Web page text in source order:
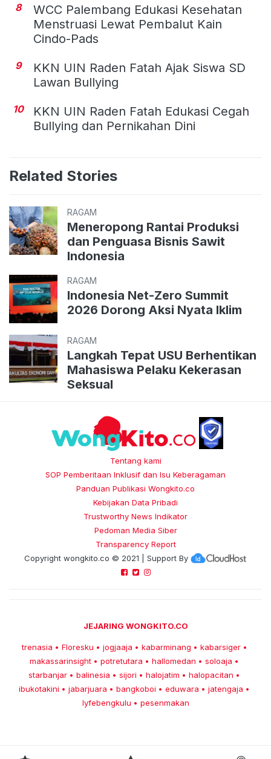
8
WCC Palembang Edukasi Kesehatan
Menstruasi Lewat Pembalut Kain
Cindo-Pads
9
KKN UIN Raden Fatah Ajak Siswa SD
Lawan Bullying
10
KKN UIN Raden Fatah Edukasi Cegah
Bullying dan Pernikahan Dini
Related Stories
RAGAM
Meneropong Rantai Produksi
dan Penguasa Bisnis Sawit
Indonesia
RAGAM
Indonesia Net-Zero Summit
2026 Dorong Aksi Nyata Iklim
RAGAM
Langkah Tepat USU Berhentikan
Mahasiswa Pelaku Kekerasan
Seksual
Tentang kami
SOP Pemberitaan Inklusif dan Isu Keberagaman
Panduan Publikasi Wongkito.co
Kebijakan Data Pribadi
Trustworthy News Indikator
Pedoman Media Siber
Transparency Report
Copyright wongkito.co © 2021 | Support By
JEJARING WONGKITO.CO
trenasia • Floresku • jogjaaja • kabarminang • kabarsiger •
makassarinsight • potretutara • hallomedan • soloaja •
starbanjar • balinesia • sijori • halojatim • halopacitan •
ibukotakini • jabarjuara • bangkoboi • eduwara • jatengaja •
lyfebengkulu • pesenmakan